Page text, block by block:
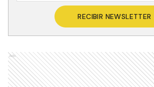
RECIBIR NEWSLETTER
Ads